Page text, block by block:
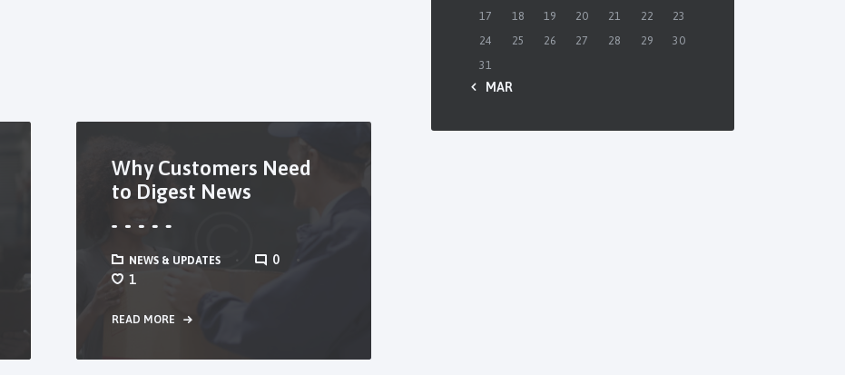
Why Customers Need
to Digest News
NEWS & UPDATES
0
1
READ MORE
17
18 19 20 21 22
23
24
25 26 27 28 29
30
31
« MAR